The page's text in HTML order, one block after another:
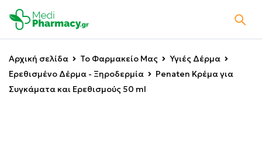
Αρχική σελίδα Το Φαρμακείο Μας
Υγιές Δέρμα
Ερεθισμένο Δέρμα - Ξηροδερμία
Penaten Κρέμα για
Συγκάματα και Ερεθισμούς 50 ml